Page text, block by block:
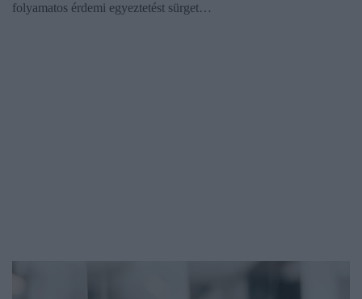
folyamatos érdemi egyeztetést sürget…